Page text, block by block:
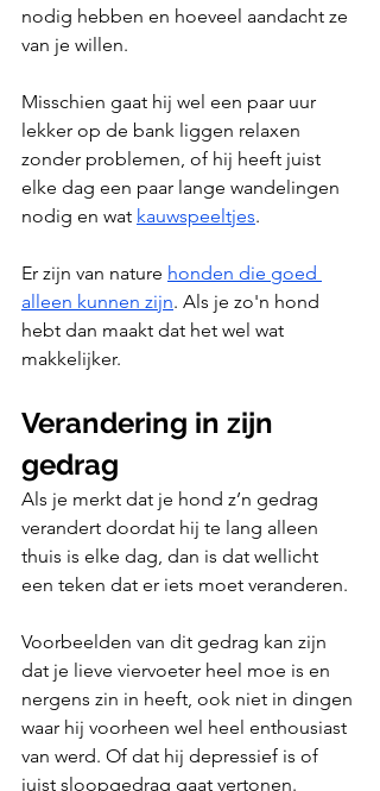
nodig hebben en hoeveel aandacht ze
van je willen.
Misschien gaat hij wel een paar uur
lekker op de bank liggen relaxen
zonder problemen, of hij heeft juist
elke dag een paar lange wandelingen
nodig en wat kauwspeeltjes.
Er zijn van nature honden die goed
alleen kunnen zijn. Als je zo'n hond
hebt dan maakt dat het wel wat
makkelijker.
Verandering in zijn
gedrag
Als je merkt dat je hond z’n gedrag
verandert doordat hij te lang alleen
thuis is elke dag, dan is dat wellicht
een teken dat er iets moet veranderen.
Voorbeelden van dit gedrag kan zijn
dat je lieve viervoeter heel moe is en
nergens zin in heeft, ook niet in dingen
waar hij voorheen wel heel enthousiast
van werd. Of dat hij depressief is of
juist sloopgedrag gaat vertonen.